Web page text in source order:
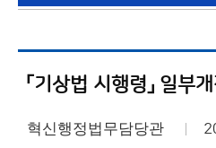
「기상법 시행령」 일부
혁신행정법무담당관